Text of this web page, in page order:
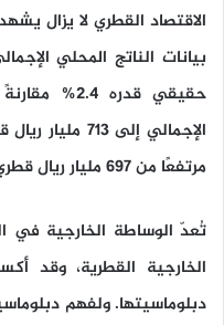
الاقتصاد القطري لا يزال
مرتفعًا من 697 مليار ريال قطري في عام 2023.
تُعدّ الوساطة الخارجية في
الخارجية القطرية، وقد
دبلوماسيتها. ولفهم